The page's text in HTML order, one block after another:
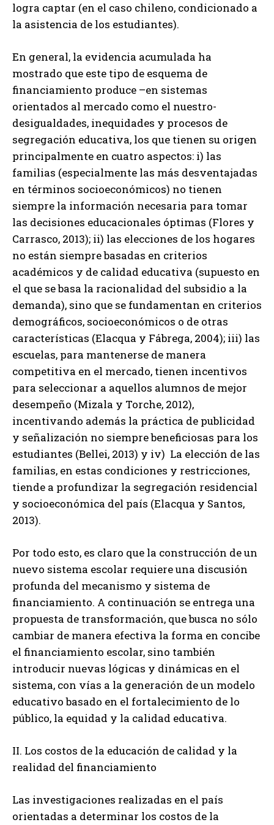
logra captar (en el caso chileno, condicionado a
la asistencia de los estudiantes).
En general, la evidencia acumulada ha
mostrado que este tipo de esquema de
financiamiento produce –en sistemas
orientados al mercado como el nuestro-
desigualdades, inequidades y procesos de
segregación educativa, los que tienen su origen
principalmente en cuatro aspectos: i) las
familias (especialmente las más desventajadas
en términos socioeconómicos) no tienen
siempre la información necesaria para tomar
las decisiones educacionales óptimas (Flores y
Carrasco, 2013); ii) las elecciones de los hogares
no están siempre basadas en criterios
académicos y de calidad educativa (supuesto en
el que se basa la racionalidad del subsidio a la
demanda), sino que se fundamentan en criterios
demográficos, socioeconómicos o de otras
características (Elacqua y Fábrega, 2004); iii) las
escuelas, para mantenerse de manera
competitiva en el mercado, tienen incentivos
para seleccionar a aquellos alumnos de mejor
desempeño (Mizala y Torche, 2012),
incentivando además la práctica de publicidad
y señalización no siempre beneficiosas para los
estudiantes (Bellei, 2013) y iv) La elección de las
familias, en estas condiciones y restricciones,
tiende a profundizar la segregación residencial
y socioeconómica del país (Elacqua y Santos,
2013).
Por todo esto, es claro que la construcción de un
nuevo sistema escolar requiere una discusión
profunda del mecanismo y sistema de
financiamiento. A continuación se entrega una
propuesta de transformación, que busca no sólo
cambiar de manera efectiva la forma en concibe
el financiamiento escolar, sino también
introducir nuevas lógicas y dinámicas en el
sistema, con vías a la generación de un modelo
educativo basado en el fortalecimiento de lo
público, la equidad y la calidad educativa.
II. Los costos de la educación de calidad y la
realidad del financiamiento
Las investigaciones realizadas en el país
orientadas a determinar los costos de la